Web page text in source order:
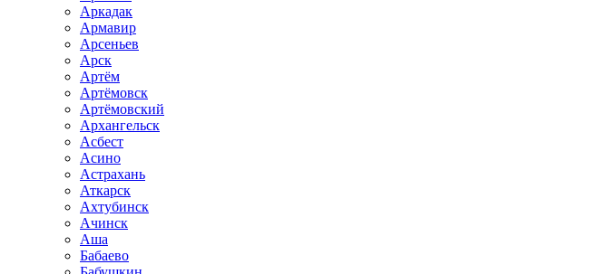
Аркадак
Армавир
Арсеньев
Арск
Артём
Артёмовск
Артёмовский
Архангельск
Асбест
Асино
Астрахань
Аткарск
Ахтубинск
Ачинск
Аша
Бабаево